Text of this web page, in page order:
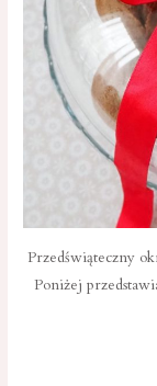
Przedświąteczny
Poniżej